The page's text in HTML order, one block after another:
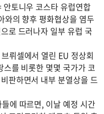
토니우 코스타 유럽연합
와의 향후 평화협상을 염두
로 드러나자 일부 유럽 국
뤼셀에서 열린 EU 정상회
를 비롯한 몇몇 국가가 코
판하면서 내부 분열상을 드
에 따르면, 이날 예정 시간